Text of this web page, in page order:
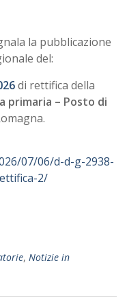
la pubblicazione
del:
di rettifica della
primaria – Posto di
07/06/d-d-g-2938-
2/
, Notizie in